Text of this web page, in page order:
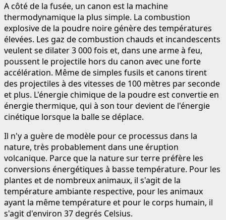
A côté de la fusée, un canon est la machine
thermodynamique la plus simple. La combustion
explosive de la poudre noire génère des températures
élevées. Les gaz de combustion chauds et incandescents
veulent se dilater 3 000 fois et, dans une arme à feu,
poussent le projectile hors du canon avec une forte
accélération. Même de simples fusils et canons tirent
des projectiles à des vitesses de 100 mètres par seconde
et plus. L'énergie chimique de la poudre est convertie en
énergie thermique, qui à son tour devient de l'énergie
cinétique lorsque la balle se déplace.
Il n'y a guère de modèle pour ce processus dans la
nature, très probablement dans une éruption
volcanique. Parce que la nature sur terre préfère les
conversions énergétiques à basse température. Pour les
plantes et de nombreux animaux, il s'agit de la
température ambiante respective, pour les animaux
ayant la même température et pour le corps humain, il
s'agit d'environ 37 degrés Celsius.